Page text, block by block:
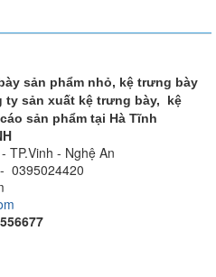
sản phẩm nhỏ, kệ trưng bày
ty sản xuất kệ trưng bày, kệ
sản phẩm tại Hà Tĩnh
TP.Vinh - Nghệ An
0395024420